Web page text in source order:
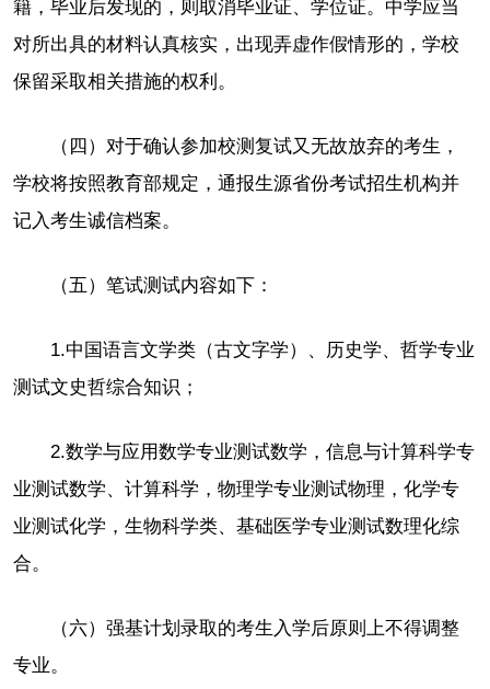
籍，毕业后发现的，则取消毕业证、学位证。中学应当
对所出具的材料认真核实，出现弄虚作假情形的，学校
保留采取相关措施的权利。
（四）对于确认参加校测复试又无故放弃的考生，
学校将按照教育部规定，通报生源省份考试招生机构并
记入考生诚信档案。
（五）笔试测试内容如下：
1.中国语言文学类（古文字学）、历史学、哲学专业
测试文史哲综合知识；
2.数学与应用数学专业测试数学，信息与计算科学专
业测试数学、计算科学，物理学专业测试物理，化学专
业测试化学，生物科学类、基础医学专业测试数理化综
合。
（六）强基计划录取的考生入学后原则上不得调整
专业。